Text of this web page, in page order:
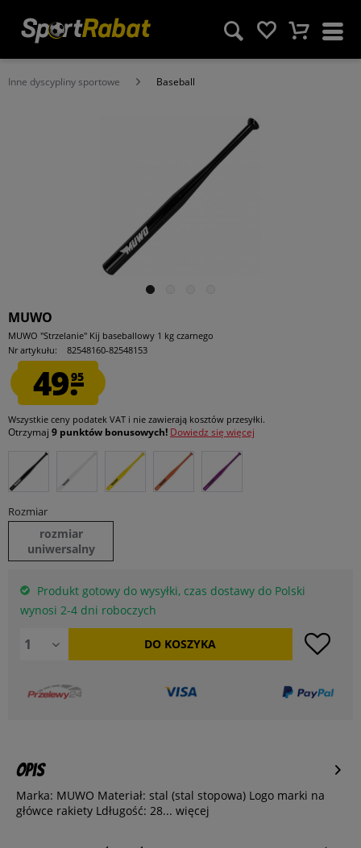
Inne dyscypliny sportowe Baseball
MUWO
MUWO "Strzelanie" Kij baseballowy 1 kg czarnego
Nr artykułu:
82548160-82548153
49.95
Wszystkie ceny podatek VAT i nie zawierają kosztów przesyłki.
Otrzymaj 9 punktów bonusowych! Dowiedz się więcej
Rozmiar
rozmiar
uniwersalny
Produkt gotowy do wysyłki, czas dostawy do Polski
wynosi 2-4 dni roboczych
DO KOSZYKA
Opis
Marka: MUWO Materiał: stal (stal stopowa) Logo marki na
główce rakiety Ldługość: 28... więcej